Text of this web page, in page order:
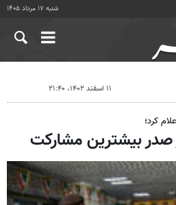
شنبه ۱۷ مرداد ۱۴۰۵
۱۱ اسفند ۱۴۰۲، ۲۱:۴۰
کرد؛
صدر بیشترین مشارکت